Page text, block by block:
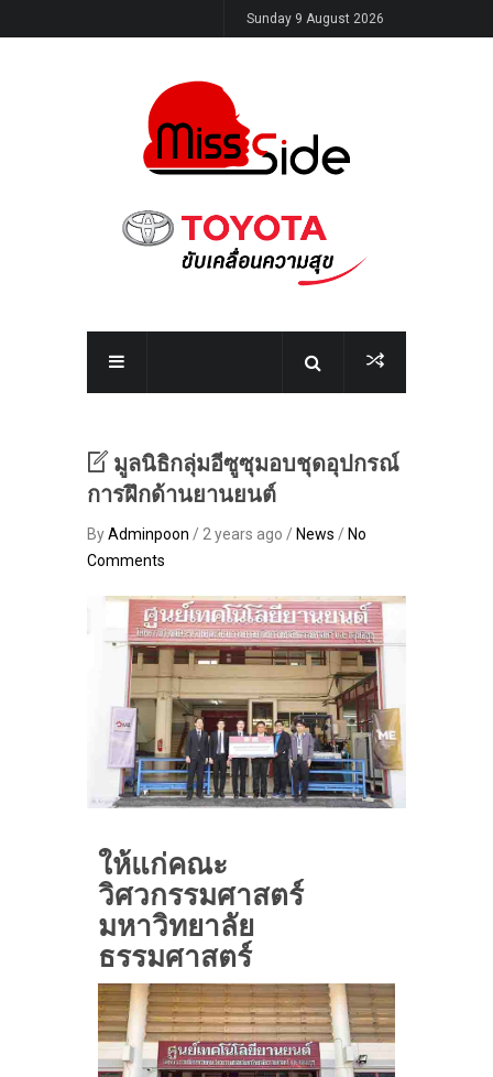
Sunday 9 August 2026
มูลนิธิกลุ่มอีซูซุมอบชุดอุปกรณ์
การฝึกด้านยานยนต์
ByAdminpoon / 2 years ago / News / No
Comments
ให้แก่คณะ
วิศวกรรมศาสตร์
มหาวิทยาลัย
ธรรมศาสตร์